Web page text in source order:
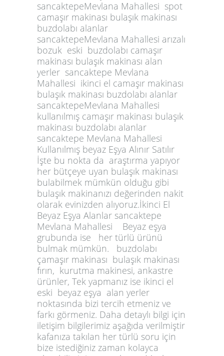
sancaktepeMevlana Mahallesi spot
camaşır makinası bulaşık makinası
buzdolabı alanlar
sancaktepeMevlana Mahallesi arızalı
bozuk eski buzdolabı camaşır
makinası bulaşık makinası alan
yerler sancaktepe Mevlana
Mahallesi ikinci el camaşır makinası
bulaşık makinası buzdolabı alanlar
sancaktepeMevlana Mahallesi
kullanılmış camaşır makinası bulaşık
makinası buzdolabı alanlar
sancaktepe Mevlana Mahallesi
Kullanılmış beyaz Eşya Alınır Satılır
İşte bu nokta da araştırma yapıyor
her bütçeye uyan bulaşık makinası
bulabilmek mümkün olduğu gibi
bulaşık makinanızı değerinden nakit
olarak evinizden alıyoruz.İkinci El
Beyaz Eşya Alanlar sancaktepe
Mevlana Mahallesi Beyaz eşya
grubunda ise her türlü ürünü
bulmak mümkün. buzdolabı
çamaşır makinası bulaşık makinası
fırın, kurutma makinesi, ankastre
ürünler, Tek yapmanız ise ikinci el
eski beyaz eşya alan yerler
noktasında bizi tercih etmeniz ve
farkı görmeniz. Daha detaylı bilgi için
iletişim bilgilerimiz aşağıda verilmiştir
kafanıza takılan her türlü soru için
bize istediğiniz zaman kolayca